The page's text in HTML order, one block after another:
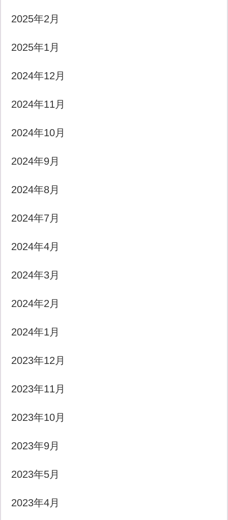
2025年2月
2025年1月
2024年12月
2024年11月
2024年10月
2024年9月
2024年8月
2024年7月
2024年4月
2024年3月
2024年2月
2024年1月
2023年12月
2023年11月
2023年10月
2023年9月
2023年5月
2023年4月